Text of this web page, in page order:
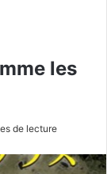
les
de lecture